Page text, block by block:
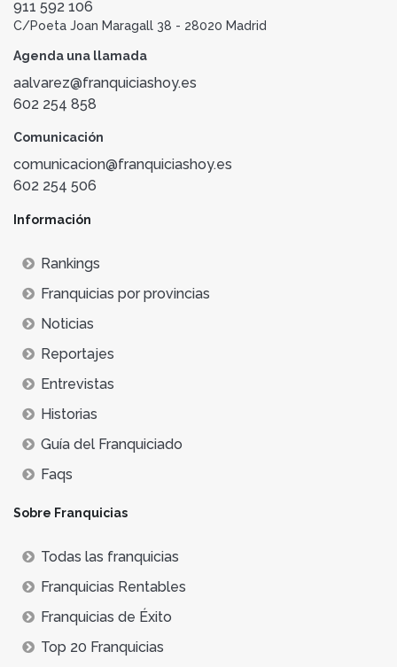
911 592 106
C/Poeta Joan Maragall 38 - 28020 Madrid
Agenda una llamada
aalvarez@franquiciashoy.es
602 254 858
Comunicación
comunicacion@franquiciashoy.es
602 254 506
Información
Rankings
Franquicias por provincias
Noticias
Reportajes
Entrevistas
Historias
Guía del Franquiciado
Faqs
Sobre Franquicias
Todas las franquicias
Franquicias Rentables
Franquicias de Éxito
Top 20 Franquicias